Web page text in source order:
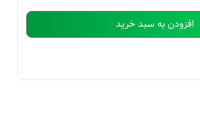
افزودن به سبد خرید